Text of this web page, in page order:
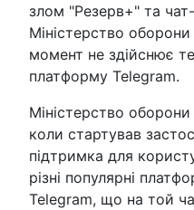
злом "Резерв+" та
Міністерство
момент не здійснює
платформу Telegram.
Міністерство
коли стартував
підтримка для
різні популярні
Telegram, що на той